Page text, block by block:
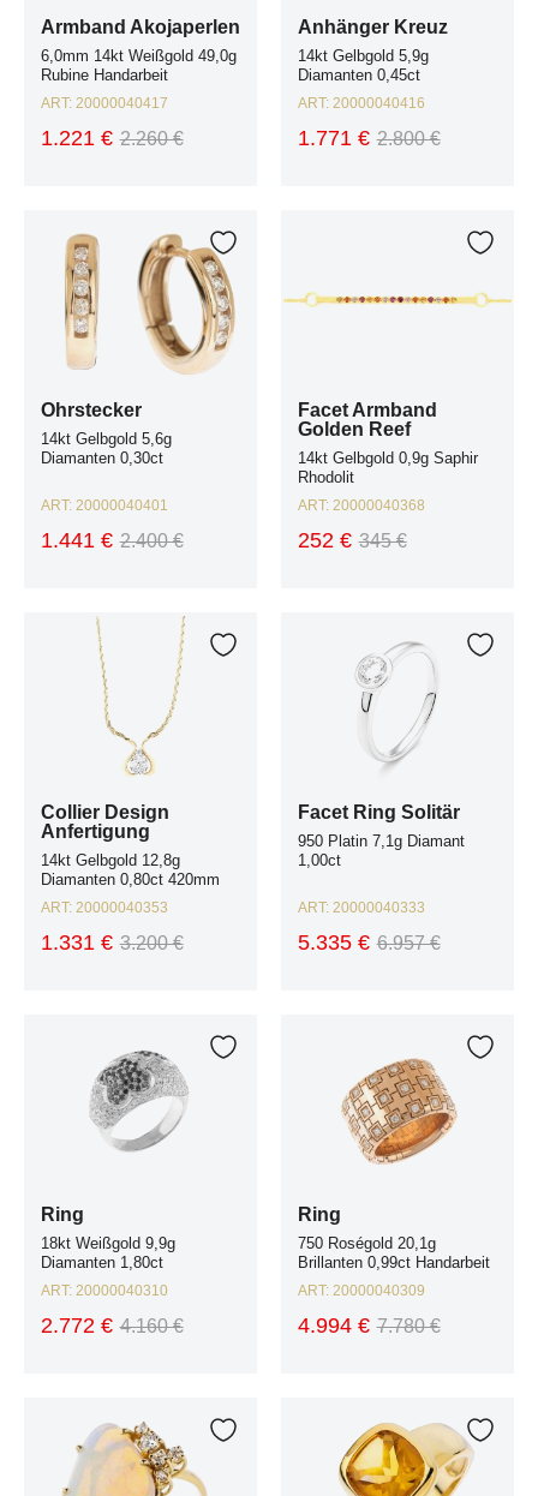
Armband Akojaperlen
6,0mm 14kt Weißgold 49,0g
Rubine Handarbeit
ART: 20000040417
2.260 €
1.221 €
Anhänger Kreuz
14kt Gelbgold 5,9g
Diamanten 0,45ct
ART: 20000040416
2.800 €
1.771 €
Ohrstecker
14kt Gelbgold 5,6g
Diamanten 0,30ct
Zur Wunschliste hinzufügen
ART: 20000040401
2.400 €
1.441 €
Facet Armband
Golden Reef
14kt Gelbgold 0,9g Saphir
Rhodolit
Zur
ART: 20000040368
345 €
252 €
Collier Design
Anfertigung
14kt Gelbgold 12,8g
Diamanten 0,80ct 420mm
Zur Wunschliste hinzufügen
ART: 20000040353
3.200 €
1.331 €
Collier Design Anfertigung 14kt Gelbgold 12,8g Diamanten 0,80ct 420mm
Facet Ring Solitär
950 Platin 7,1g Diamant
1,00ct
Zur
ART: 20000040333
6.957 €
5.335 €
Ring
18kt Weißgold 9,9g
Diamanten 1,80ct
Zur Wunschliste hinzufügen
ART: 20000040310
4.160 €
2.772 €
Ring
750 Roségold 20,1g
Brillanten 0,99ct Handarbeit
Zur
ART: 20000040309
7.780 €
4.994 €
Zur Wunschliste hinzufügenZur